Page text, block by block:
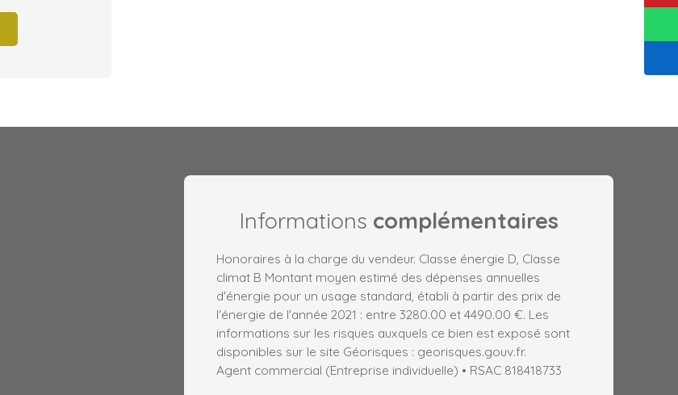
Informations complémentaires
Honoraires à la charge du vendeur. Classe énergie D, Classe
climat B Montant moyen estimé des dépenses annuelles
d'énergie pour un usage standard, établi à partir des prix de
l'énergie de l'année 2021 : entre 3280.00 et 4490.00 €. Les
informations sur les risques auxquels ce bien est exposé sont
disponibles sur le site Géorisques : georisques.gouv.fr.
Agent commercial (Entreprise individuelle) • RSAC 818418733